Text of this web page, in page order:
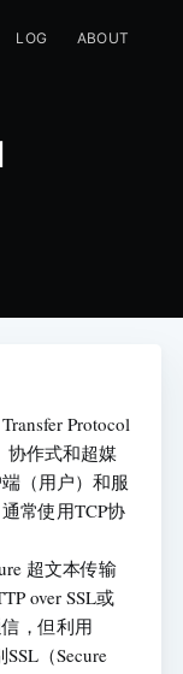
LOG ABOUT
Protocol
协作式和超媒
（用户）和服
常使用TCP协
超文本传输
over SSL或
，但利用
（Secure